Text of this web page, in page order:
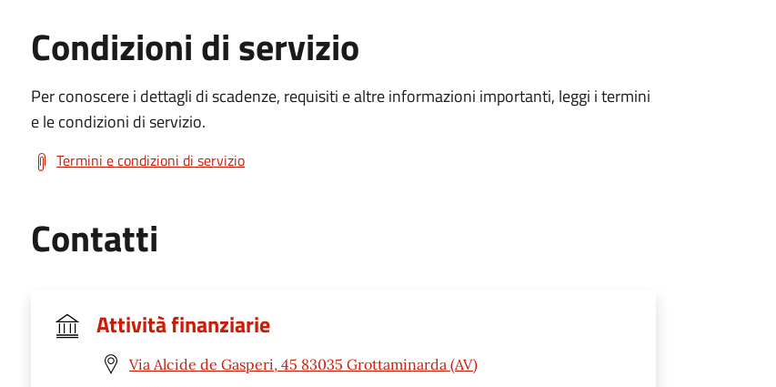
Condizioni di servizio
Per conoscere i dettagli di scadenze, requisiti e altre informazioni importanti, leggi i termini
e le condizioni di servizio.
Termini e condizioni di servizio
Contatti
Attività finanziarie
Via Alcide de Gasperi, 45 83035 Grottaminarda (AV)